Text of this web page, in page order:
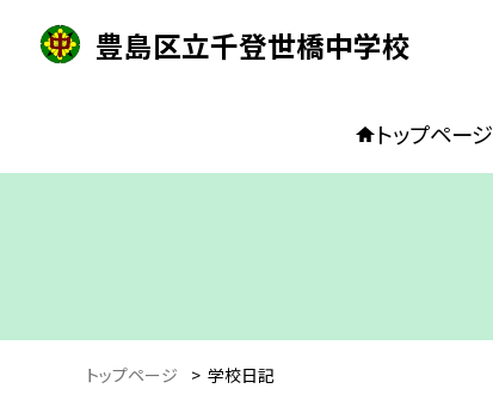
豊島区立千登世橋中学校
トップページ
トップページ > 学校日記